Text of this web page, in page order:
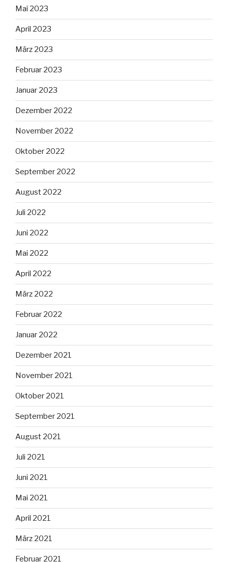
Mai 2023
April 2023
März 2023
Februar 2023
Januar 2023
Dezember 2022
November 2022
Oktober 2022
September 2022
August 2022
Juli 2022
Juni 2022
Mai 2022
April 2022
März 2022
Februar 2022
Januar 2022
Dezember 2021
November 2021
Oktober 2021
September 2021
August 2021
Juli 2021
Juni 2021
Mai 2021
April 2021
März 2021
Februar 2021